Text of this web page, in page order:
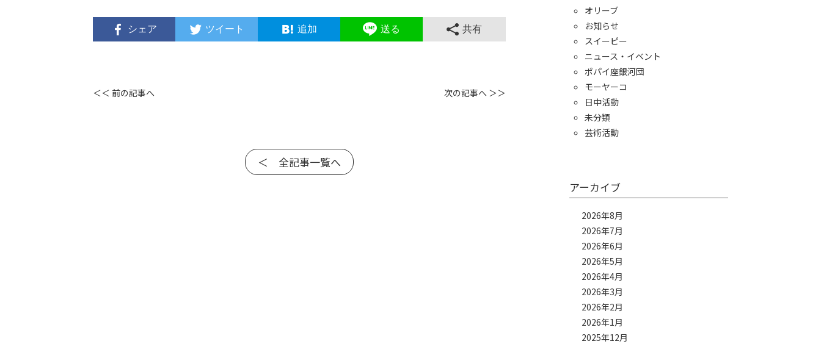
シェア ツイート 追加 送る 共有
＜＜ 前の記事へ 次の記事へ ＞＞
＜ 全記事一覧へ
オリーブ
お知らせ
スイーピー
ニュース・イベント
ポパイ座銀河団
モーヤーコ
日中活動
未分類
芸術活動
アーカイブ
2026年8月
2026年7月
2026年6月
2026年5月
2026年4月
2026年3月
2026年2月
2026年1月
2025年12月